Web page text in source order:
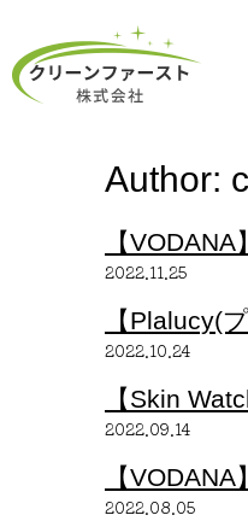
Author:
【
2022.11.25
【Plalucy(
2022.10.24
【Skin
2022.09.14
【
2022.08.05